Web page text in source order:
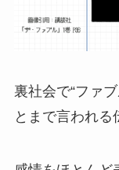
裏社会で“ファ
とまで言われる